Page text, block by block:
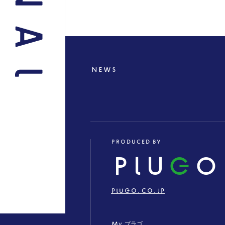
NEWS
PRODUCED BY
PLU G O
PLUGO.CO.JP